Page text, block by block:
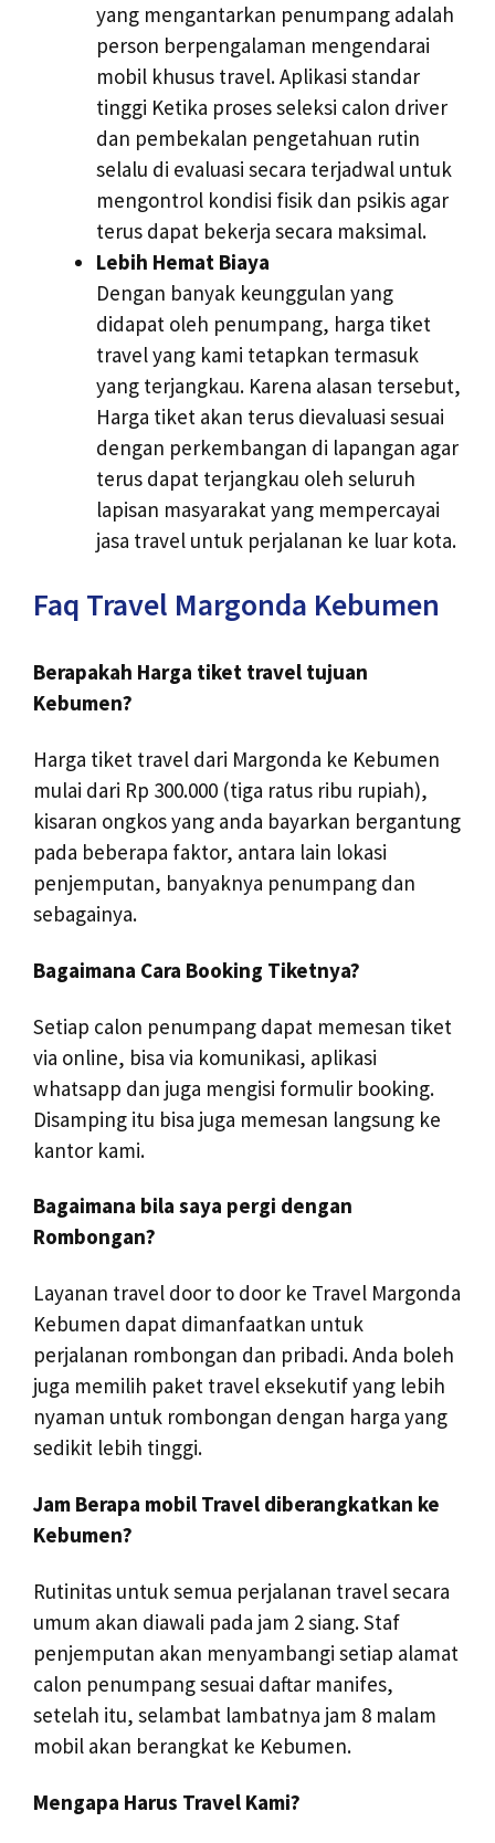
yang mengantarkan penumpang adalah
person berpengalaman mengendarai
mobil khusus travel. Aplikasi standar
tinggi Ketika proses seleksi calon driver
dan pembekalan pengetahuan rutin
selalu di evaluasi secara terjadwal untuk
mengontrol kondisi fisik dan psikis agar
terus dapat bekerja secara maksimal.
Lebih Hemat Biaya
Dengan banyak keunggulan yang
didapat oleh penumpang, harga tiket
travel yang kami tetapkan termasuk
yang terjangkau. Karena alasan tersebut,
Harga tiket akan terus dievaluasi sesuai
dengan perkembangan di lapangan agar
terus dapat terjangkau oleh seluruh
lapisan masyarakat yang mempercayai
jasa travel untuk perjalanan ke luar kota.
Faq Travel Margonda Kebumen
Berapakah Harga tiket travel tujuan
Kebumen?
Harga tiket travel dari Margonda ke Kebumen
mulai dari Rp 300.000 (tiga ratus ribu rupiah),
kisaran ongkos yang anda bayarkan bergantung
pada beberapa faktor, antara lain lokasi
penjemputan, banyaknya penumpang dan
sebagainya.
Bagaimana Cara Booking Tiketnya?
Setiap calon penumpang dapat memesan tiket
via online, bisa via komunikasi, aplikasi
whatsapp dan juga mengisi formulir booking.
Disamping itu bisa juga memesan langsung ke
kantor kami.
Bagaimana bila saya pergi dengan
Rombongan?
Layanan travel door to door ke Travel Margonda
Kebumen dapat dimanfaatkan untuk
perjalanan rombongan dan pribadi. Anda boleh
juga memilih paket travel eksekutif yang lebih
nyaman untuk rombongan dengan harga yang
sedikit lebih tinggi.
Jam Berapa mobil Travel diberangkatkan ke
Kebumen?
Rutinitas untuk semua perjalanan travel secara
umum akan diawali pada jam 2 siang. Staf
penjemputan akan menyambangi setiap alamat
calon penumpang sesuai daftar manifes,
setelah itu, selambat lambatnya jam 8 malam
mobil akan berangkat ke Kebumen.
Mengapa Harus Travel Kami?